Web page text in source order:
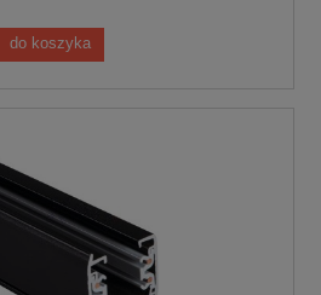
do koszyka